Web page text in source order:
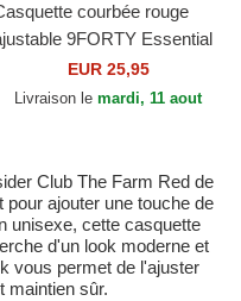
courbée rouge
9FORTY Essential
Manchester United Football
Club New Era
EUR 25,95
Livraison le mardi, 11 aout
Club The Farm Red de
ajouter une touche de
unisexe, cette casquette
d'un look moderne et
vous permet de l'ajuster
maintien sûr.